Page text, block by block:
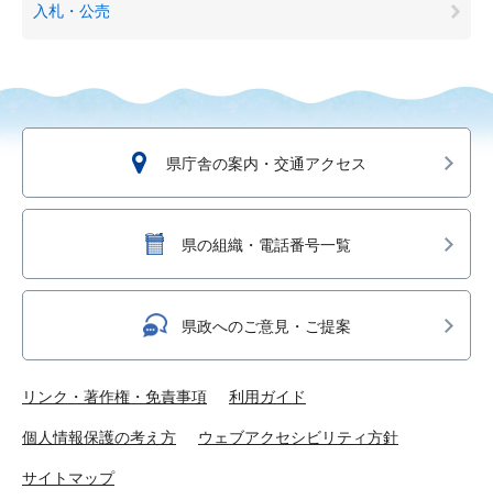
入札・公売
県庁舎の案内・交通アクセス
県の組織・電話番号一覧
県政へのご意見・ご提案
リンク・著作権・免責事項 利用ガイド
個人情報保護の考え方 ウェブアクセシビリティ方針
サイトマップ